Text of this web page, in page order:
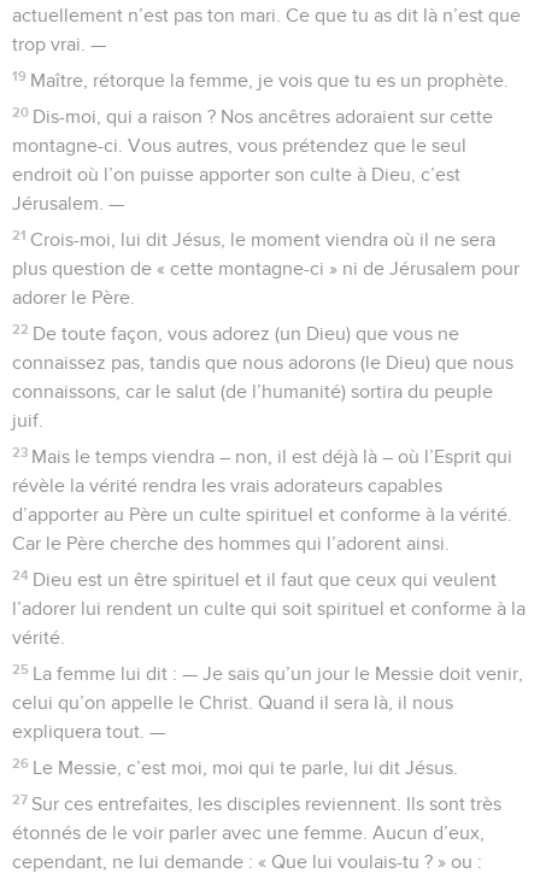
actuellement n’est pas ton mari. Ce que tu as dit là n’est que
trop vrai. —
19 Maître, rétorque la femme, je vois que tu es un prophète.
20 Dis-moi, qui a raison ? Nos ancêtres adoraient sur cette
montagne-ci. Vous autres, vous prétendez que le seul
endroit où l’on puisse apporter son culte à Dieu, c’est
Jérusalem. —
21 Crois-moi, lui dit Jésus, le moment viendra où il ne sera
plus question de « cette montagne-ci » ni de Jérusalem pour
adorer le Père.
22 De toute façon, vous adorez (un Dieu) que vous ne
connaissez pas, tandis que nous adorons (le Dieu) que nous
connaissons, car le salut (de l’humanité) sortira du peuple
juif.
23 Mais le temps viendra – non, il est déjà là – où l’Esprit qui
révèle la vérité rendra les vrais adorateurs capables
d’apporter au Père un culte spirituel et conforme à la vérité.
Car le Père cherche des hommes qui l’adorent ainsi.
24 Dieu est un être spirituel et il faut que ceux qui veulent
l’adorer lui rendent un culte qui soit spirituel et conforme à la
vérité.
25 La femme lui dit : — Je sais qu’un jour le Messie doit venir,
celui qu’on appelle le Christ. Quand il sera là, il nous
expliquera tout. —
26 Le Messie, c’est moi, moi qui te parle, lui dit Jésus.
27 Sur ces entrefaites, les disciples reviennent. Ils sont très
étonnés de le voir parler avec une femme. Aucun d’eux,
cependant, ne lui demande : « Que lui voulais-tu ? » ou :